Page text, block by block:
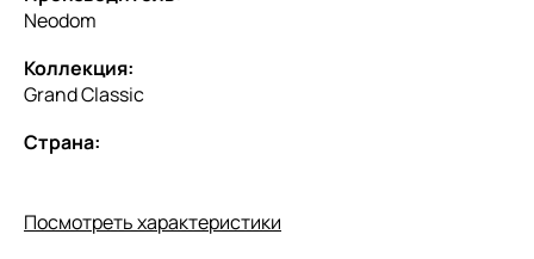
Neodom
Коллекция:
Grand Classic
Страна:
Посмотреть характеристики